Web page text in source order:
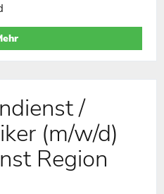
/
(m/w/d)
Region